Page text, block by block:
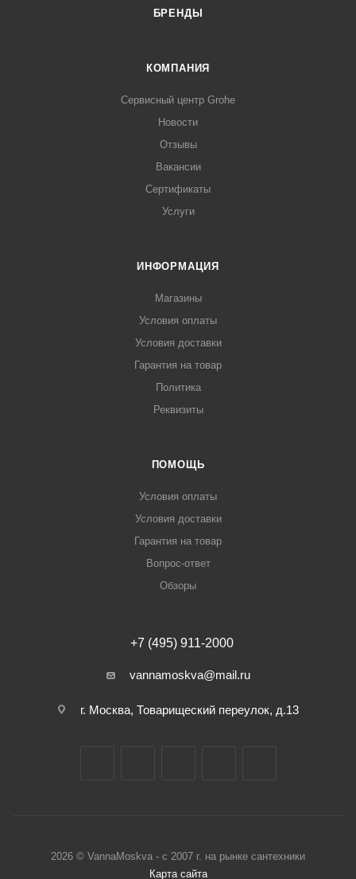
БРЕНДЫ
КОМПАНИЯ
Сервисный центр Grohe
Новости
Отзывы
Вакансии
Сертификаты
Услуги
ИНФОРМАЦИЯ
Магазины
Условия оплаты
Условия доставки
Гарантия на товар
Политика
Реквизиты
ПОМОЩЬ
Условия оплаты
Условия доставки
Гарантия на товар
Вопрос-ответ
Обзоры
+7 (495) 911-2000
vannamoskva@mail.ru
г. Москва, Товарищеский переулок, д.13
2026 © VannaMoskva - с 2007 г. на рынке сантехники
Карта сайта